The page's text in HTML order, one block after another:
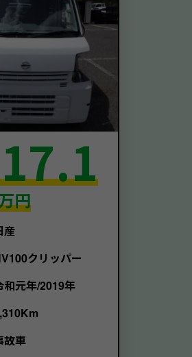
17.1
円
産
クリッパー
和元年/2019年
故車